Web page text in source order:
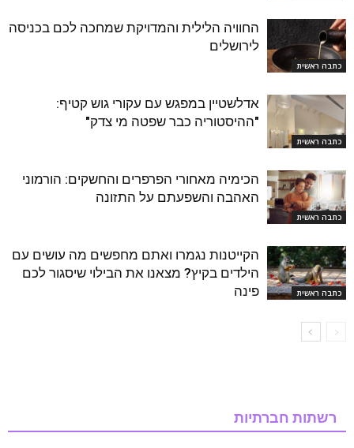
כתבה ראשית
החוויה הלילית והמדויקת שמחכה לכם בכניסה
לירושלים
כתבה ראשית
אדלשטיין במפגש עם עקורי גוש קטיף:
"ההיסטוריה כבר שפטה מי צדק"
כתבה ראשית
הכימיה מאחורי הפרפרים והחשקים: הורמוני
האהבה והשפעתם על התזונה
כתבה ראשית
הקייטנות נגמרו ואתם מחפשים מה עושים עם
הילדים בקיץ? מצאנו את הבילוי שיסגור לכם
פינה
רשתות חברתיות